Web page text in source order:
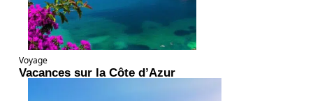
Voyage
Vacances sur la Côte d’Azur